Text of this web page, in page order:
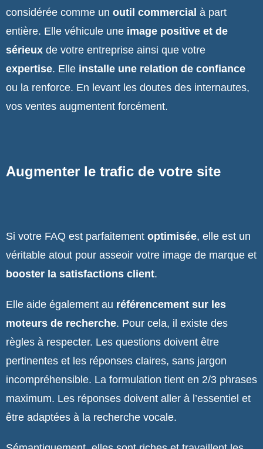
considérée comme un outil commercial à part
entière. Elle véhicule une image positive et de
sérieux de votre entreprise ainsi que votre
expertise. Elle installe une relation de confiance
ou la renforce. En levant les doutes des internautes,
vos ventes augmentent forcément.
Augmenter le trafic de votre site
Si votre FAQ est parfaitement optimisée, elle est un
véritable atout pour asseoir votre image de marque et
booster la satisfactions client.
Elle aide également au référencement sur les
moteurs de recherche. Pour cela, il existe des
règles à respecter. Les questions doivent être
pertinentes et les réponses claires, sans jargon
incompréhensible. La formulation tient en 2/3 phrases
maximum. Les réponses doivent aller à l’essentiel et
être adaptées à la recherche vocale.